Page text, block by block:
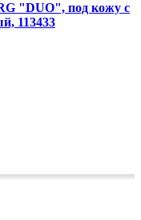
"DUO", под кожу с
113433